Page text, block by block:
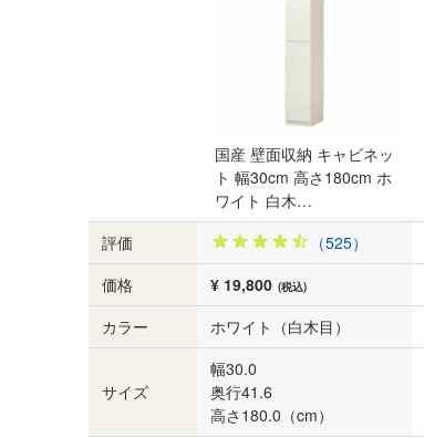
国産 壁面収納 キャビネッ
ト 幅30cm 高さ180cm ホ
ワイト 白木…
評価
（525）
価格
¥ 19,800 (税込)
カラー ホワイト（白木目）
サイズ
幅30.0
奥行41.6
高さ180.0（cm）